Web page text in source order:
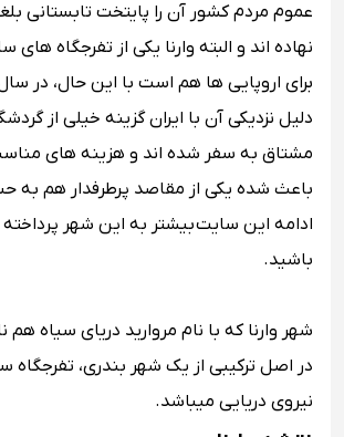
عموم مردم کشور آن را پایتخت تابستانی
نهاده اند و البته وارنا یکی از تفرجگاه
برای اروپایی ها هم است با این حال، در
دلیل نزدیکی آن با ایران گزینه خیلی از
مشتاق به سفر شده اند و هزینه های
باعث شده یکی از مقاصد پرطرفدار هم به
ادامه این سایتبیشتر به این شهر
باشید.
شهر وارنا که با نام مروارید دریای سیاه هم
در اصل ترکیبی از یک شهر بندری، تفرجگاه
نیروی دریایی میباشد.